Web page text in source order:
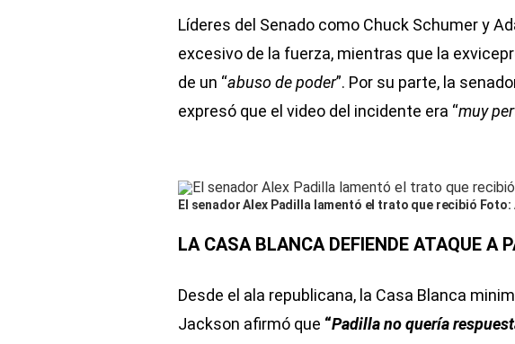
Líderes del Senado como Chuck Schumer y
excesivo de la fuerza, mientras que la
de un “abuso de poder”. Por su parte, la
expresó que el video del incidente era “muy
El senador Alex Padilla lamentó el trato que recibió Foto:
LA CASA BLANCA DEFIENDE ATAQUE A
Desde el ala republicana, la Casa Blanca
Jackson afirmó que “Padilla no quería